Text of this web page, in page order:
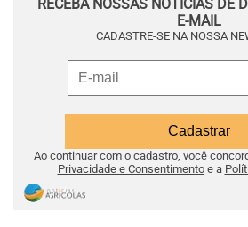
RECEBA NOSSAS NOTÍCIAS DE
E-MAIL
CADASTRE-SE NA NOSSA
Ao continuar com o cadastro, você
Privacidade e Consentimentoe a